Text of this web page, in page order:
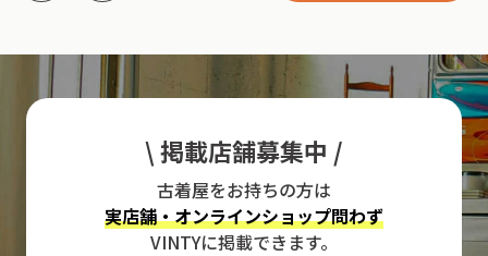
\ 掲載店舗募集中 /
古着屋をお持ちの方は
実店舗・オンラインショップ問わず
VINTYに掲載できます。